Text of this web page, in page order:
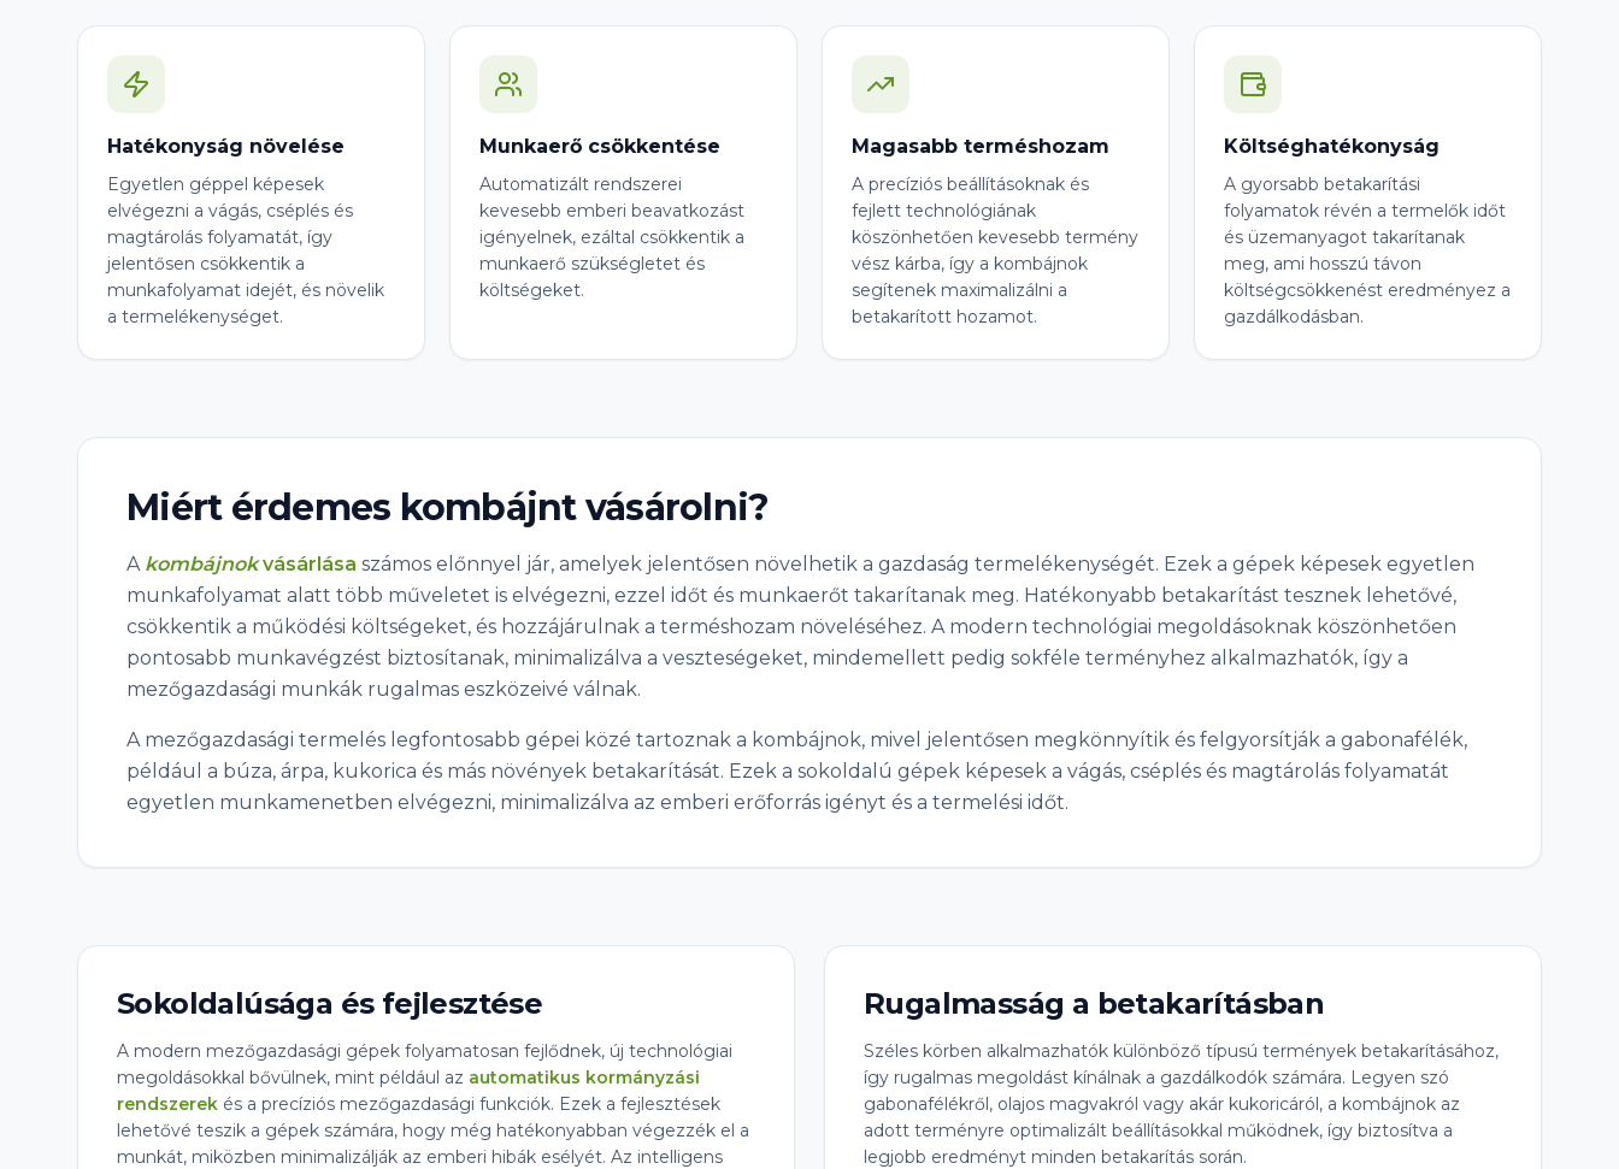
Hatékonyság növelése
Egyetlen géppel képesek
elvégezni a vágás, cséplés és
magtárolás folyamatát, így
jelentősen csökkentik a
munkafolyamat idejét, és növelik
a termelékenységet.
Munkaerő csökkentése
Automatizált rendszerei
kevesebb emberi beavatkozást
igényelnek, ezáltal csökkentik a
munkaerő szükségletet és
költségeket.
Magasabb terméshozam
A precíziós beállításoknak és
fejlett technológiának
köszönhetően kevesebb termény
vész kárba, így a kombájnok
segítenek maximalizálni a
betakarított hozamot.
Költséghatékonyság
A gyorsabb betakarítási
folyamatok révén a termelők időt
és üzemanyagot takarítanak
meg, ami hosszú távon
költségcsökkenést eredményez a
gazdálkodásban.
Miért érdemes kombájnt vásárolni?
A kombájnokvásárlása számos előnnyel jár, amelyek jelentősen növelhetik a gazdaság termelékenységét. Ezek a gépek képesek egyetlen
munkafolyamat alatt több műveletet is elvégezni, ezzel időt és munkaerőt takarítanak meg. Hatékonyabb betakarítást tesznek lehetővé,
csökkentik a működési költségeket, és hozzájárulnak a terméshozam növeléséhez. A modern technológiai megoldásoknak köszönhetően
pontosabb munkavégzést biztosítanak, minimalizálva a veszteségeket, mindemellett pedig sokféle terményhez alkalmazhatók, így a
mezőgazdasági munkák rugalmas eszközeivé válnak.
A mezőgazdasági termelés legfontosabb gépei közé tartoznak a kombájnok, mivel jelentősen megkönnyítik és felgyorsítják a gabonafélék,
például a búza, árpa, kukorica és más növények betakarítását. Ezek a sokoldalú gépek képesek a vágás, cséplés és magtárolás folyamatát
egyetlen munkamenetben elvégezni, minimalizálva az emberi erőforrás igényt és a termelési időt.
Sokoldalúsága és fejlesztése
A modern mezőgazdasági gépek folyamatosan fejlődnek, új technológiai
megoldásokkal bővülnek, mint például az automatikus kormányzási
rendszerek és a precíziós mezőgazdasági funkciók. Ezek a fejlesztések
lehetővé teszik a gépek számára, hogy még hatékonyabban végezzék el a
munkát, miközben minimalizálják az emberi hibák esélyét. Az intelligens
Rugalmasság a betakarításban
Széles körben alkalmazhatók különböző típusú termények betakarításához,
így rugalmas megoldást kínálnak a gazdálkodók számára. Legyen szó
gabonafélékről, olajos magvakról vagy akár kukoricáról, a kombájnok az
adott terményre optimalizált beállításokkal működnek, így biztosítva a
legjobb eredményt minden betakarítás során.